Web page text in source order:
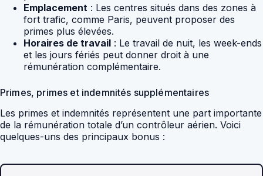
Emplacement : Les centres situés dans des zones à
fort trafic, comme Paris, peuvent proposer des
primes plus élevées.
Horaires de travail : Le travail de nuit, les week-ends
et les jours fériés peut donner droit à une
rémunération complémentaire.
Primes, primes et indemnités supplémentaires
Les primes et indemnités représentent une part importante
de la rémunération totale d’un contrôleur aérien. Voici
quelques-uns des principaux bonus :